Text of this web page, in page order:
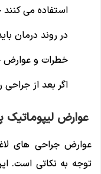
استفاده می
در روند درمان
خطرات و عوارض
اگر بعد از جراحی
عوارض
عوارض جراحی های
توجه به نکاتی است.